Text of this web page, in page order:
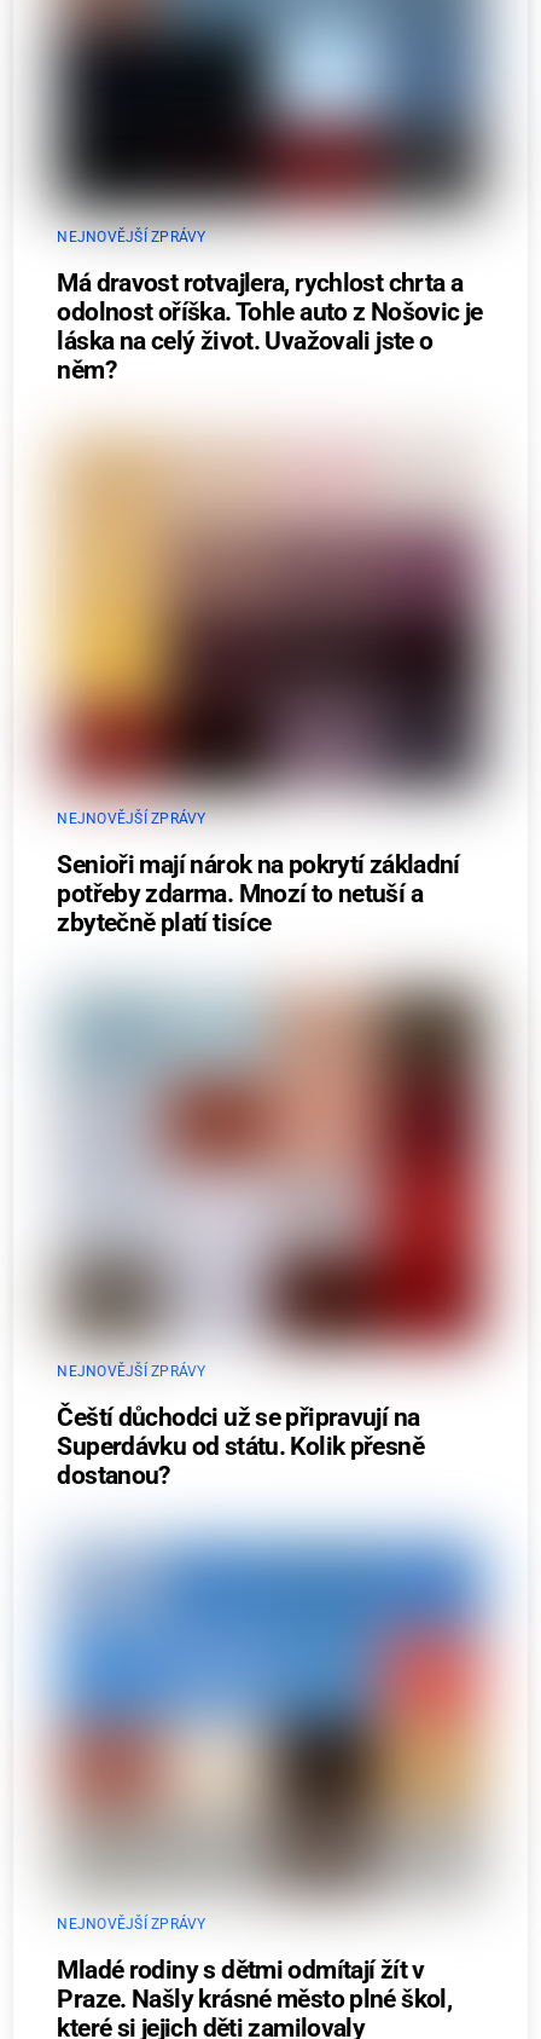
NEJNOVĚJŠÍ ZPRÁVY
Má dravost rotvajlera, rychlost chrta a
odolnost oříška. Tohle auto z Nošovic je
láska na celý život. Uvažovali jste o
něm?
NEJNOVĚJŠÍ ZPRÁVY
Senioři mají nárok na pokrytí základní
potřeby zdarma. Mnozí to netuší a
zbytečně platí tisíce
NEJNOVĚJŠÍ ZPRÁVY
Čeští důchodci už se připravují na
Superdávku od státu. Kolik přesně
dostanou?
NEJNOVĚJŠÍ ZPRÁVY
Mladé rodiny s dětmi odmítají žít v
Praze. Našly krásné město plné škol,
které si jejich děti zamilovaly